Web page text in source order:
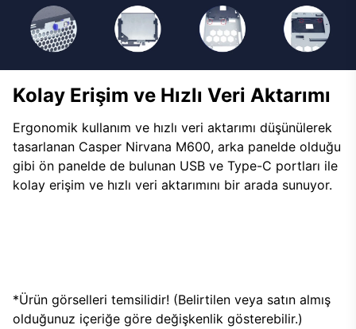
Kolay Erişim ve Hızlı Veri Aktarımı
Ergonomik kullanım ve hızlı veri aktarımı düşünülerek
tasarlanan Casper Nirvana M600, arka panelde olduğu
gibi ön panelde de bulunan USB ve Type-C portları ile
kolay erişim ve hızlı veri aktarımını bir arada sunuyor.
*Ürün görselleri temsilidir! (Belirtilen veya satın almış
olduğunuz içeriğe göre değişkenlik gösterebilir.)